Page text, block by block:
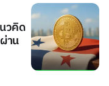
วคิด
าน